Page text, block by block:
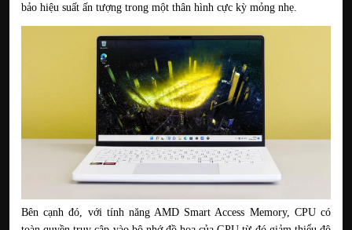
bảo hiệu suất ấn tượng trong một thân hình cực kỳ mỏng nhẹ.
Bên cạnh đó, với tính năng AMD Smart Access Memory, CPU có